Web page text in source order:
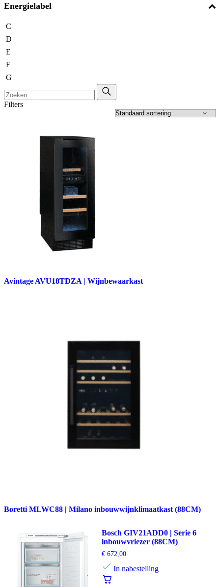
Energielabel
C
D
E
F
G
Filters
Avintage AVU18TDZA | Wijnbewaarkast
Boretti MLWC88 | Milano inbouwwijnklimaatkast (88CM)
Bosch GIV21ADD0 | Serie 6
inbouwvriezer (88CM)
€672,00
In nabestelling